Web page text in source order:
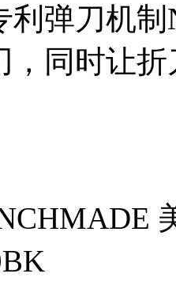
利弹刀机
，同时让